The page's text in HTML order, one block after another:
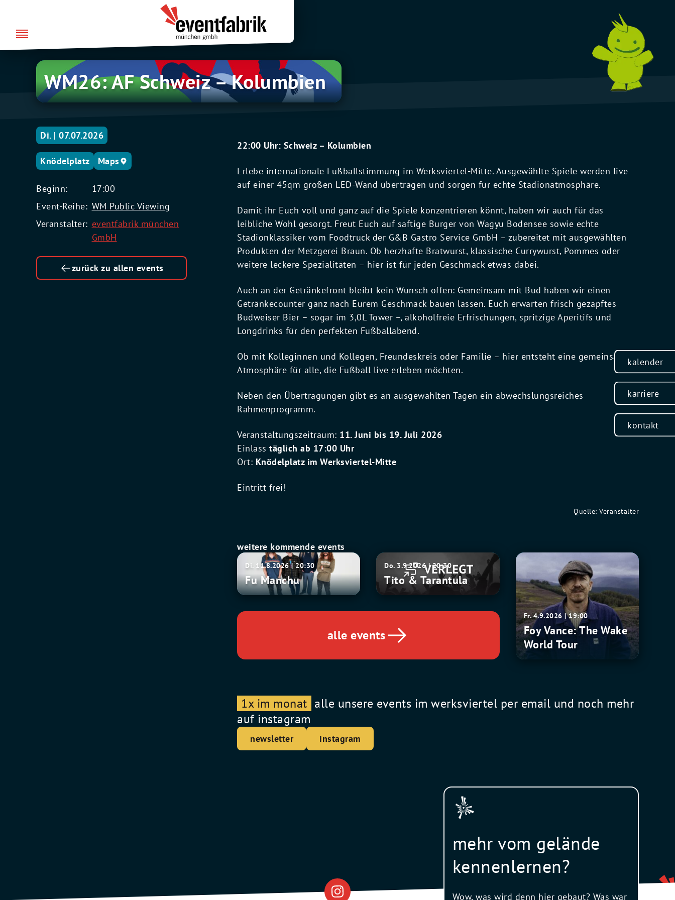
springen
kalender
karriere
kontakt
WM26:
AF
Schweiz
WM26: AF Schweiz – Kolumbien
22:00 Uhr: Schweiz – Kolumbien
Erlebe internationale Fußballstimmung im Werksviertel-Mitte. Ausgewählte Spiele werden live
auf einer 45qm großen LED-Wand übertragen und sorgen für echte Stadionatmosphäre.
Damit ihr Euch voll und ganz auf die Spiele konzentrieren könnt, haben wir auch für das
leibliche Wohl gesorgt. Freut Euch auf saftige Burger von Wagyu Bodensee sowie echte
Stadionklassiker vom Foodtruck der G&B Gastro Service GmbH – zubereitet mit ausgewählten
Produkten der Metzgerei Braun. Ob herzhafte Bratwurst, klassische Currywurst, Pommes oder
weitere leckere Spezialitäten – hier ist für jeden Geschmack etwas dabei.
Auch an der Getränkefront bleibt kein Wunsch offen: Gemeinsam mit Bud haben wir einen
Getränkecounter ganz nach Eurem Geschmack bauen lassen. Euch erwarten frisch gezapftes
Budweiser Bier – sogar im 3,0L Tower –, alkoholfreie Erfrischungen, spritzige Aperitifs und
Longdrinks für den perfekten Fußballabend.
Ob mit Kolleginnen und Kollegen, Freundeskreis oder Familie – hier entsteht eine gemeinsame
Atmosphäre für alle, die Fußball live erleben möchten.
Neben den Übertragungen gibt es an ausgewählten Tagen ein abwechslungsreiches
Rahmenprogramm.
Veranstaltungszeitraum: 11. Juni bis 19. Juli 2026
Einlass täglich ab 17:00 Uhr
Ort: Knödelplatz im Werksviertel-Mitte
Eintritt frei!
Quelle: Veranstalter
weitere kommende events
Fu
Manchu
Di. 11.8.2026 | 20:30
Fu Manchu
Tito
Tarantula
Do. 3.9.2026 | 20:30
Tito & Tarantula
Foy
Vance:
The
Wake
World
Tour
Fr. 4.9.2026 | 19:00
Foy Vance: The Wake
World Tour
alle events
1x im monat alle unsere events im werksviertel per email und noch mehr
auf instagram
newsletter instagram
Di. | 07.07.2026
Knödelplatz Maps
Beginn:
17:00
Event-Reihe: WM Public Viewing
Veranstalter: eventfabrik münchen
GmbH
zurück zu allen events
mehr vom gelände
kennenlernen?
Wow, was wird denn hier gebaut? Was war